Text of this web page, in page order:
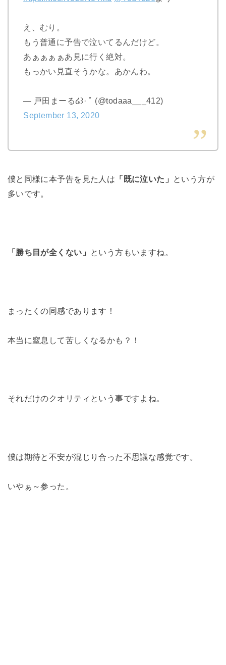
え、むり。
もう普通に予告で泣いてるんだけど。
あぁぁぁぁあ見に行く絶対。
もっかい見直そうかな。あかんわ。
— 戸田まーる໒꒱· ﾟ (@todaaa___412)
September 13, 2020
僕と同様に本予告を見た人は 「既に泣いた」
という方が
多いです。
「勝ち目が全くない」 という方もいますね。
まったくの同感であります！
本当に窒息して苦しくなるかも？！
それだけのクオリティという事ですよね。
僕は期待と不安が混じり合った不思議な感覚です。
いやぁ～参った。